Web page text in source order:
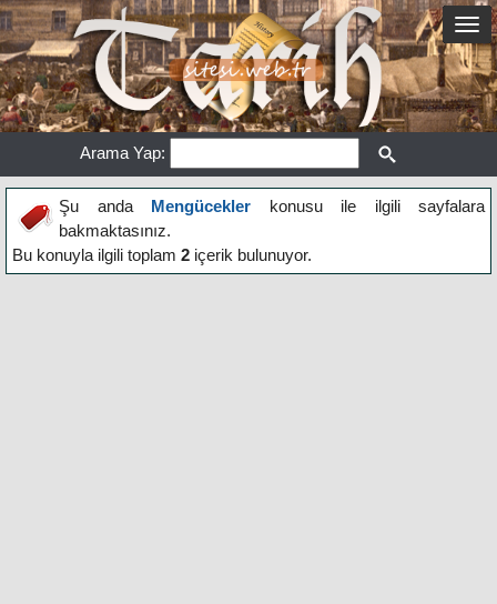
Arama Yap:
Şu anda Mengücekler konusu ile ilgili sayfalara
bakmaktasınız.
Bu konuyla ilgili toplam 2 içerik bulunuyor.